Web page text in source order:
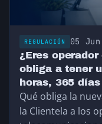
REGULACIÓN 05
¿Eres
obliga a tener
horas, 365
Qué obliga la
la Clientela a los